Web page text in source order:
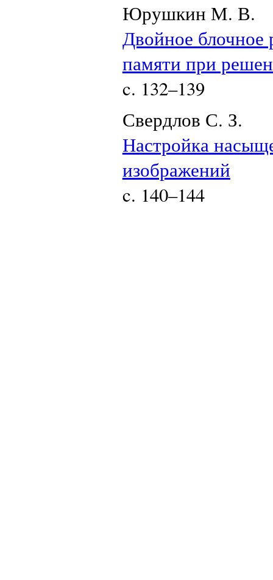
Юрушкин М. В.
Двойное блочное
памяти при
c. 132–139
Свердлов С. З.
Настройка
изображений
c. 140–144